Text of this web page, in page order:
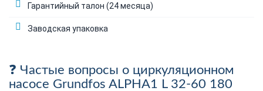
Гарантийный талон (24 месяца)
Заводская упаковка
Частые вопросы о циркуляционном
насосе Grundfos ALPHA1 L 32-60 180